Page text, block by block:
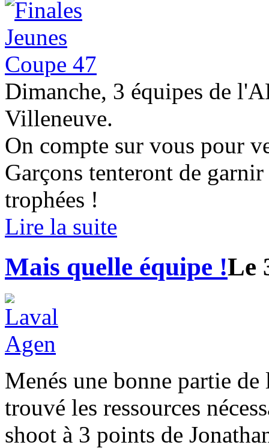
Dimanche, 3 équipes de
Villeneuve.
On compte sur vous pour
Garçons tenteront de
trophées !
Lire la suite
Mais quelle équipe !Le
Menés une bonne partie
trouvé les ressources
shoot à 3 points de